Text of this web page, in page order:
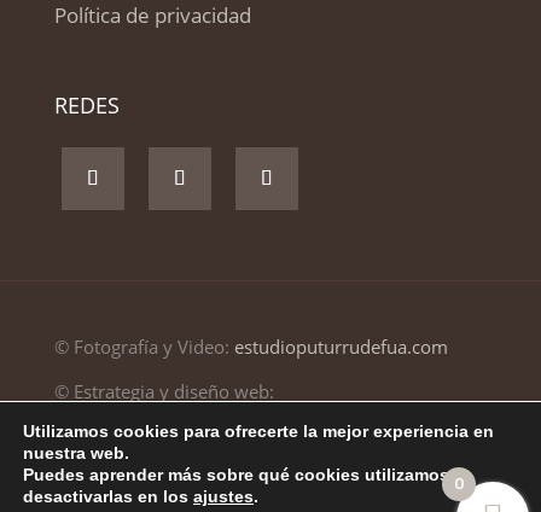
Política de privacidad
REDES
© Fotografía y Video: estudioputurrudefua.com
© Estrategia y diseño web:
© Desarrollo web:FabricaNet Web Design SL
Utilizamos cookies para ofrecerte la mejor experiencia en
nuestra web.
Puedes aprender más sobre qué cookies utilizamos o
desactivarlas en los ajustes.
0